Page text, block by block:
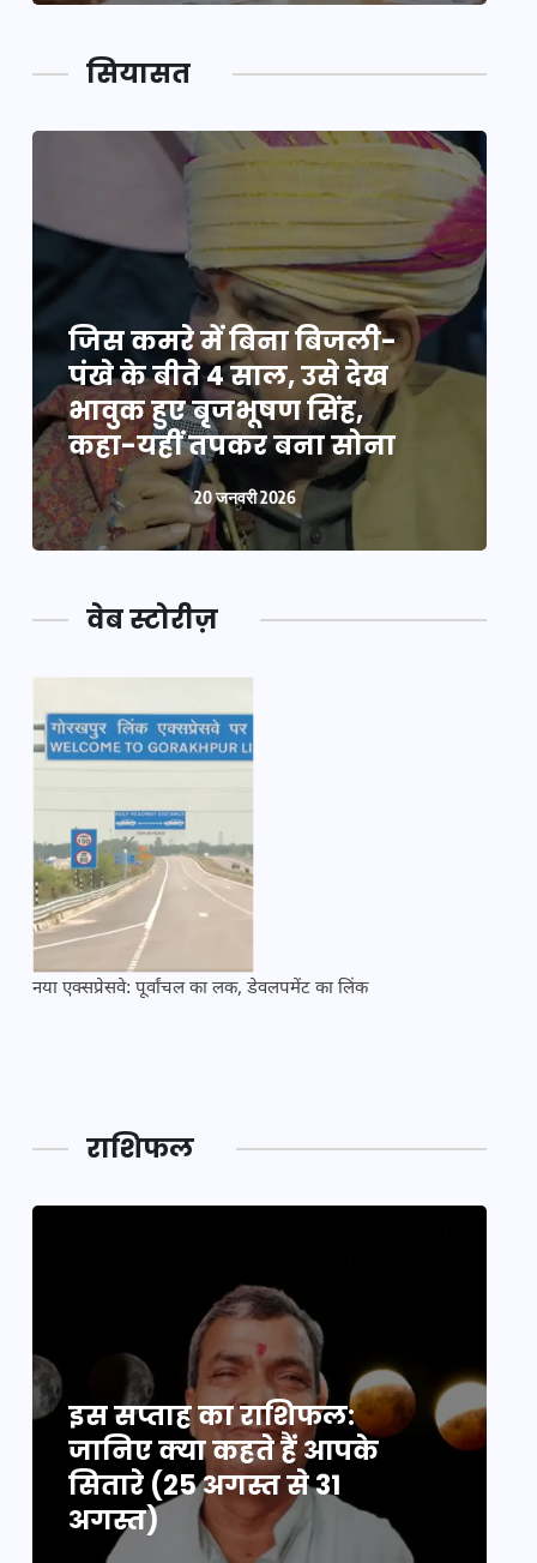
सियासत
जिस कमरे में बिना बिजली-
पंखे के बीते 4 साल, उसे देख
भावुक हुए बृजभूषण सिंह,
कहा-यहीं तपकर बना सोना
20 जनवरी 2026
वेब स्टोरीज़
नया एक्सप्रेसवे: पूर्वांचल का लक, डेवलपमेंट का लिंक
राशिफल
इस सप्ताह का राशिफल:
जानिए क्या कहते हैं आपके
सितारे (25 अगस्त से 31
अगस्त)